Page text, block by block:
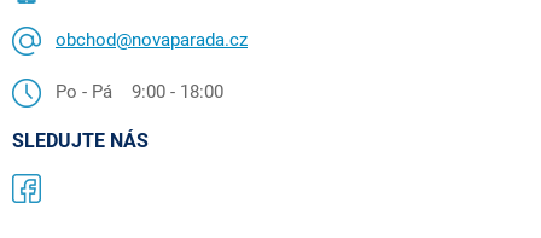
obchod@novaparada.cz
Po - Pá 9:00 - 18:00
SLEDUJTE NÁS